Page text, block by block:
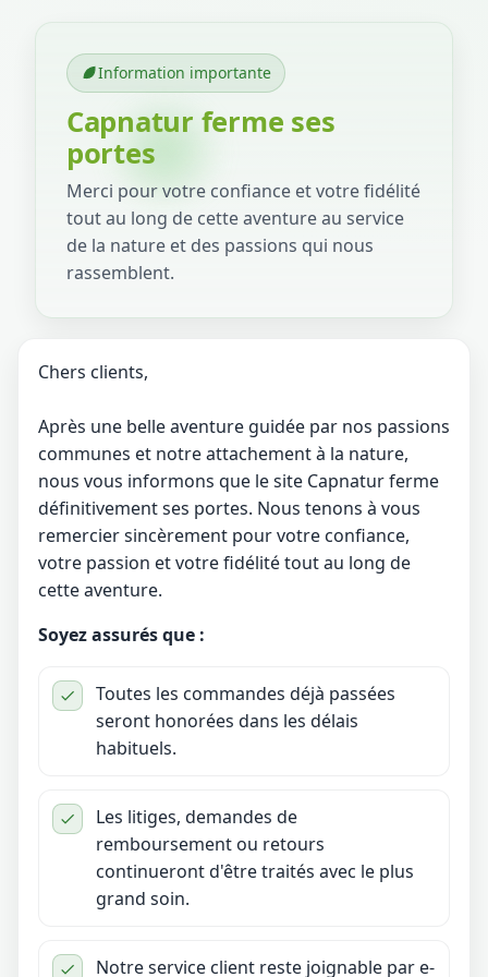
Information importante
Capnatur ferme ses
portes
Merci pour votre confiance et votre fidélité
tout au long de cette aventure au service
de la nature et des passions qui nous
rassemblent.
Chers clients,
Après une belle aventure guidée par nos passions
communes et notre attachement à la nature,
nous vous informons que le site Capnatur ferme
définitivement ses portes. Nous tenons à vous
remercier sincèrement pour votre confiance,
votre passion et votre fidélité tout au long de
cette aventure.
Soyez assurés que :
Toutes les commandes déjà passées
seront honorées dans les délais
habituels.
Les litiges, demandes de
remboursement ou retours
continueront d'être traités avec le plus
grand soin.
Notre service client reste joignable par e-